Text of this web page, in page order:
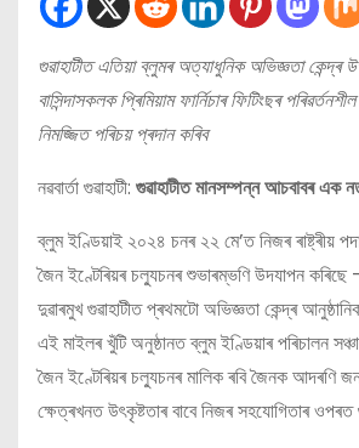
গুৱাহাটীত এতিয়া ব্লুমৰ অত্যাধুনিক অভিজ্ঞতা কেন্দ্ৰ
বাসিন্দাসকলক প্ৰিমিয়াম ফাৰ্নিচাৰ ফিটিংছৰ
নিমজ্জিত পৰিচয় প্ৰদান কৰিব
নৱবার্তা গুৱাহাটী: গুৱাহাটীত মানসম্পন্ন আচবাবৰ এক
ব্লুম ইণ্ডিয়াই ২০২৪ চনৰ ২২ মে’ত নিজৰ ৰাষ্ট্ৰীয়
জৈন ইণ্টেৰিয়ৰ চল্যুচনৰ শুভাৰম্ভণি উদযাপন
দুৱাৰমুখ গুৱাহাটীত প্ৰথমটো অভিজ্ঞতা কেন্দ্ৰ
এই মাইলৰ খুঁটি অনুষ্ঠানত ব্লুম ইণ্ডিয়াৰ পৰিচালন
জৈন ইণ্টেৰিয়ৰ চল্যুচনৰ মালিক ৰবি জৈনক আদৰণি
ক্ষেত্ৰখনত উৎকৃষ্টতাৰ বাবে নিজৰ সহযোগিতাৰ